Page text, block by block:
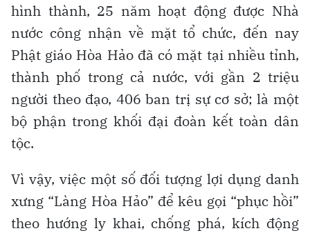
hình thành, 25 năm hoạt động được Nhà
nước công nhận về mặt tổ chức, đến nay
Phật giáo Hòa Hảo đã có mặt tại nhiều tỉnh,
thành phố trong cả nước, với gần 2 triệu
người theo đạo, 406 ban trị sự cơ sở; là một
bộ phận trong khối đại đoàn kết toàn dân
tộc.
Vì vậy, việc một số đối tượng lợi dụng danh
xưng “Làng Hòa Hảo” để kêu gọi “phục hồi”
theo hướng ly khai, chống phá, kích động